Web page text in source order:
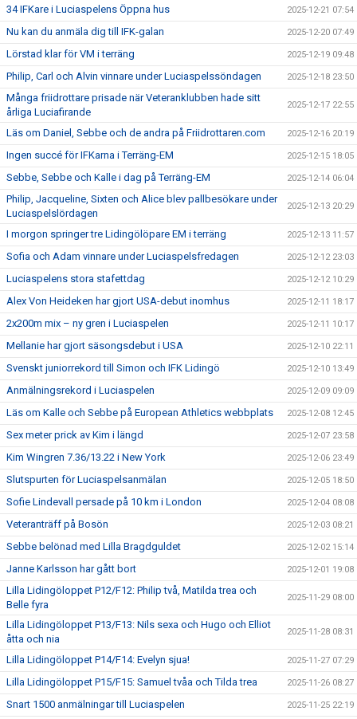
34 IFKare i Luciaspelens Öppna hus 2025-12-21 07:54
Nu kan du anmäla dig till IFK-galan 2025-12-20 07:49
Lörstad klar för VM i terräng 2025-12-19 09:48
Philip, Carl och Alvin vinnare under Luciaspelssöndagen 2025-12-18 23:50
Många friidrottare prisade när Veteranklubben hade sitt
årliga Luciafirande
2025-12-17 22:55
Läs om Daniel, Sebbe och de andra på Friidrottaren.com 2025-12-16 20:19
Ingen succé för IFKarna i Terräng-EM 2025-12-15 18:05
Sebbe, Sebbe och Kalle i dag på Terräng-EM 2025-12-14 06:04
Philip, Jacqueline, Sixten och Alice blev pallbesökare under
Luciaspelslördagen
2025-12-13 20:29
I morgon springer tre Lidingölöpare EM i terräng 2025-12-13 11:57
Sofia och Adam vinnare under Luciaspelsfredagen 2025-12-12 23:03
Luciaspelens stora stafettdag 2025-12-12 10:29
Alex Von Heideken har gjort USA-debut inomhus 2025-12-11 18:17
2x200m mix – ny gren i Luciaspelen 2025-12-11 10:17
Mellanie har gjort säsongsdebut i USA 2025-12-10 22:11
Svenskt juniorrekord till Simon och IFK Lidingö 2025-12-10 13:49
Anmälningsrekord i Luciaspelen 2025-12-09 09:09
Läs om Kalle och Sebbe på European Athletics webbplats 2025-12-08 12:45
Sex meter prick av Kim i längd 2025-12-07 23:58
Kim Wingren 7.36/13.22 i New York 2025-12-06 23:49
Slutspurten för Luciaspelsanmälan 2025-12-05 18:50
Sofie Lindevall persade på 10 km i London 2025-12-04 08:08
Veteranträff på Bosön 2025-12-03 08:21
Sebbe belönad med Lilla Bragdguldet 2025-12-02 15:14
Janne Karlsson har gått bort 2025-12-01 19:08
Lilla Lidingöloppet P12/F12: Philip två, Matilda trea och
Belle fyra
2025-11-29 08:00
Lilla Lidingöloppet P13/F13: Nils sexa och Hugo och Elliot
åtta och nia
2025-11-28 08:31
Lilla Lidingöloppet P14/F14: Evelyn sjua! 2025-11-27 07:29
Lilla Lidingöloppet P15/F15: Samuel tvåa och Tilda trea 2025-11-26 08:27
Snart 1500 anmälningar till Luciaspelen 2025-11-25 22:19